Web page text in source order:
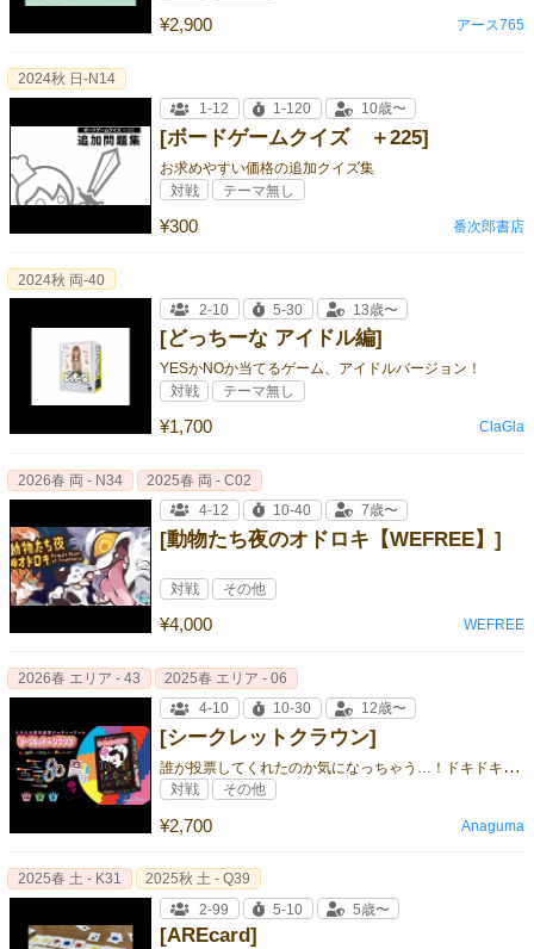
¥2,900 アース765
[ボードゲームクイズ ＋225]
お求めやすい価格の追加クイズ集
¥300
2024秋 日-N14
1-12
1-120 10歳〜
対戦 テーマ無し
番次郎書店
[どっちーな アイドル編]
YESかNOか当てるゲーム、アイドルバージョン！
¥1,700
2024秋 両-40
2-10
5-30 13歳〜
対戦 テーマ無し
ClaGla
[動物たち夜のオドロキ【WEFREE】]
¥4,000
2026春 両 - N34
2025春 両 - C02
4-12
10-40 7歳〜
対戦 その他
WEFREE
[シークレットクラウン]
誰
が投票してくれたのか気になっちゃう…！ドキドキの匿名投票パーティーゲーム！
¥2,700
2026春 エリア - 43
2025春 エリア - 06
4-10
10-30 12歳〜
対戦 その他
Anaguma
[AREcard]
2025春 土 - K31
2025秋 土 - Q39
2-99
5-10 5歳〜